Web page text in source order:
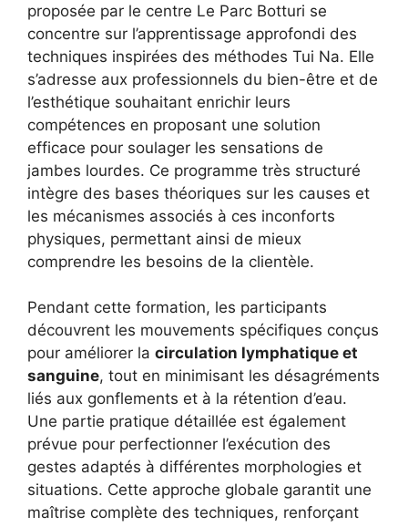
proposée par le centre Le Parc Botturi se
concentre sur l’apprentissage approfondi des
techniques inspirées des méthodes Tui Na. Elle
s’adresse aux professionnels du bien-être et de
l’esthétique souhaitant enrichir leurs
compétences en proposant une solution
efficace pour soulager les sensations de
jambes lourdes. Ce programme très structuré
intègre des bases théoriques sur les causes et
les mécanismes associés à ces inconforts
physiques, permettant ainsi de mieux
comprendre les besoins de la clientèle.
Pendant cette formation, les participants
découvrent les mouvements spécifiques conçus
pour améliorer la circulation lymphatique et
sanguine, tout en minimisant les désagréments
liés aux gonflements et à la rétention d’eau.
Une partie pratique détaillée est également
prévue pour perfectionner l’exécution des
gestes adaptés à différentes morphologies et
situations. Cette approche globale garantit une
maîtrise complète des techniques, renforçant